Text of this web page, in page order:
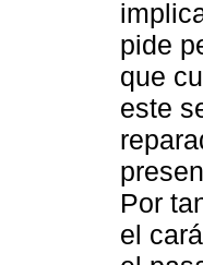
pide
que
este
Por
el